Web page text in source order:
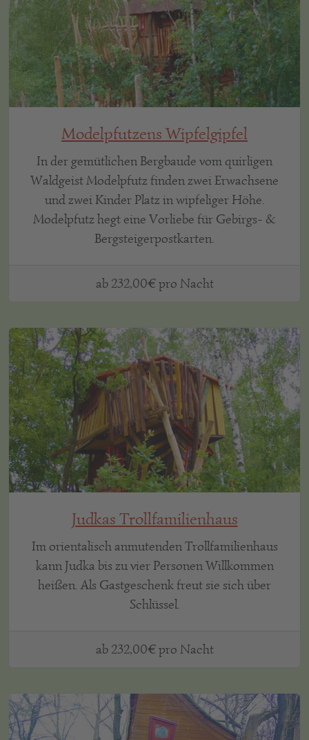
Modelpfutzens Wipfelgipfel
In der gemütlichen Bergbaude vom quirligen
Waldgeist Modelpfutz finden zwei Erwachsene
und zwei Kinder Platz in wipfeliger Höhe.
Modelpfutz hegt eine Vorliebe für Gebirgs- &
Bergsteigerpostkarten.
ab 232,00€ pro Nacht
Judkas Trollfamilienhaus
Im orientalisch anmutenden Trollfamilienhaus
kann Judka bis zu vier Personen Willkommen
heißen. Als Gastgeschenk freut sie sich über
Schlüssel.
ab 232,00€ pro Nacht